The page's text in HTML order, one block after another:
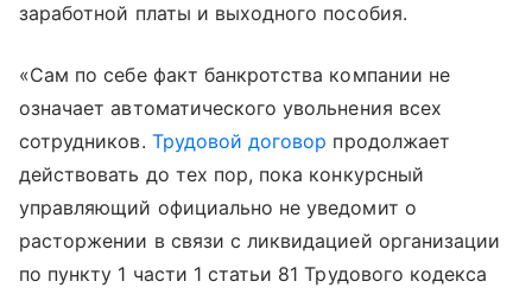
заработной платы и выходного пособия.
«Сам по себе факт банкротства компании не
означает автоматического увольнения всех
сотрудников. Трудовой договор продолжает
действовать до тех пор, пока конкурсный
управляющий официально не уведомит о
расторжении в связи с ликвидацией организации
по пункту 1 части 1 статьи 81 Трудового кодекса